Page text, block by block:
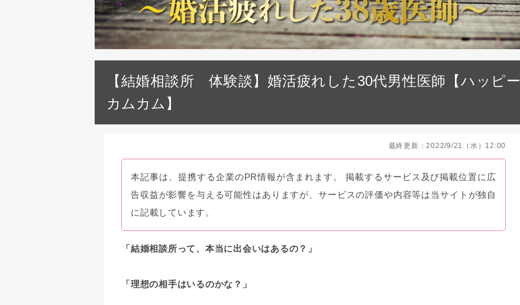
【結婚相談所 体験談】婚活疲れした30代男性医師【ハッピー
カムカム】
最終更新：2022/9/21（水）12:00
本記事は、提携する企業のPR情報が含まれます。 掲載するサービス及び掲載位置に広
告収益が影響を与える可能性はありますが、サービスの評価や内容等は当サイトが独自
に記載しています。
「結婚相談所って、本当に出会いはあるの？」
「理想の相手はいるのかな？」